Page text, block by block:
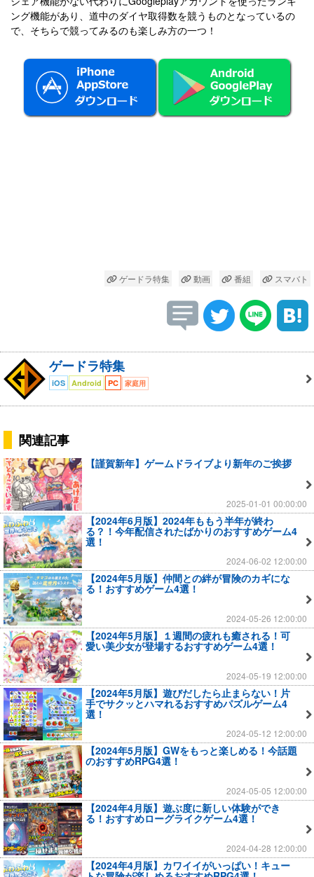
ング機能があり、道中のダイヤ取得数を競うものとなっているの
で、そちらで競ってみるのも楽しみ方の一つ！
ゲードラ特集 動画 番組 スマバト
ゲードラ特集
iOS Android PC 家庭用
関連記事
【謹賀新年】ゲームドライブより新年のご挨拶
2025-01-01 00:00:00
【2024年6月版】2024年ももう半年が終わ
る？！今年配信されたばかりのおすすめゲーム4
選！
2024-06-02 12:00:00
【2024年5月版】仲間との絆が冒険のカギにな
る！おすすめゲーム4選！
2024-05-26 12:00:00
【2024年5月版】１週間の疲れも癒される！可
愛い美少女が登場するおすすめゲーム4選！
2024-05-19 12:00:00
【2024年5月版】遊びだしたら止まらない！片
手でサクッとハマれるおすすめパズルゲーム4
選！
2024-05-12 12:00:00
【2024年5月版】GWをもっと楽しめる！今話題
のおすすめRPG4選！
2024-05-05 12:00:00
【2024年4月版】遊ぶ度に新しい体験ができ
る！おすすめローグライクゲーム4選！
2024-04-28 12:00:00
【2024年4月版】カワイイがいっぱい！キュー